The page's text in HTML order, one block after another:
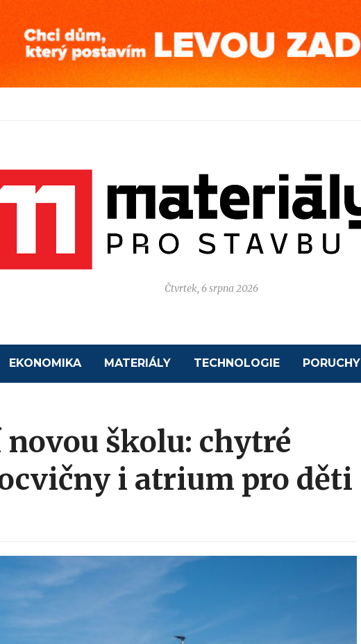
Čtvrtek, 6 srpna 2026
EKONOMIKA MATERIÁLY TECHNOLOGIE PORUCHY
školu: chytré
i atrium pro děti